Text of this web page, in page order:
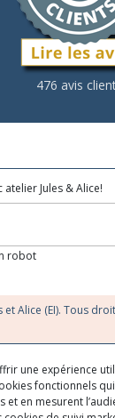
476 avis
Jules & Alice!
robot
et Alice (EI). Tous
une expérience
fonctionnels
et en mesurent